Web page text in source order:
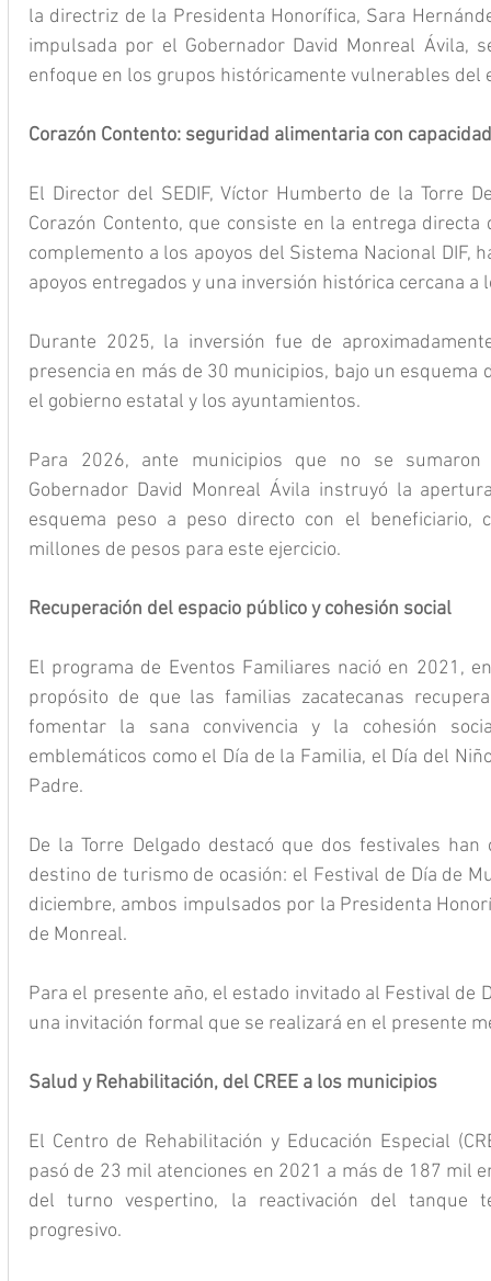
la directriz de la Presidenta Honorífica, Sara
impulsada por el Gobernador David Monreal Ávila,
enfoque en los grupos históricamente vulnerables del
Corazón Contento: seguridad alimentaria con
El Director del SEDIF, Víctor Humberto de la Torre
Corazón Contento, que consiste en la entrega
complemento a los apoyos del Sistema Nacional DIF,
apoyos entregados y una inversión histórica cercana a
Durante 2025, la inversión fue de
presencia en más de 30 municipios, bajo un esquema
el gobierno estatal y los ayuntamientos.
Para 2026, ante municipios que no se
Gobernador David Monreal Ávila instruyó la
esquema peso a peso directo con el beneficiario,
millones de pesos para este ejercicio.
Recuperación del espacio público y cohesión social
El programa de Eventos Familiares nació en 2021,
propósito de que las familias zacatecanas
fomentar la sana convivencia y la cohesión
emblemáticos como el Día de la Familia, el Día del
Padre.
De la Torre Delgado destacó que dos festivales han
destino de turismo de ocasión: el Festival de Día de
diciembre, ambos impulsados por la Presidenta
de Monreal.
Para el presente año, el estado invitado al Festival de
una invitación formal que se realizará en el presente
Salud y Rehabilitación, del CREE a los municipios
El Centro de Rehabilitación y Educación Especial
pasó de 23 mil atenciones en 2021 a más de 187 mil
del turno vespertino, la reactivación del tanque
progresivo.